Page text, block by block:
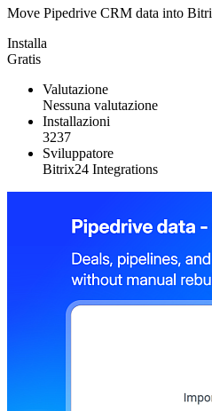
Move Pipedrive CRM data into
Installa
Gratis
Valutazione
Nessuna valutazione
Installazioni
3237
Sviluppatore
Bitrix24 Integrations